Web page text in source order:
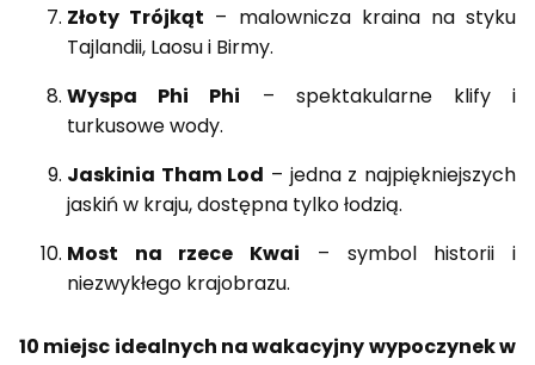
Złoty Trójkąt – malownicza kraina na styku
Tajlandii, Laosu i Birmy.
Wyspa Phi Phi – spektakularne klify i
turkusowe wody.
Jaskinia Tham Lod – jedna z najpiękniejszych
jaskiń w kraju, dostępna tylko łodzią.
Most na rzece Kwai – symbol historii i
niezwykłego krajobrazu.
10 miejsc idealnych na wakacyjny wypoczynek w